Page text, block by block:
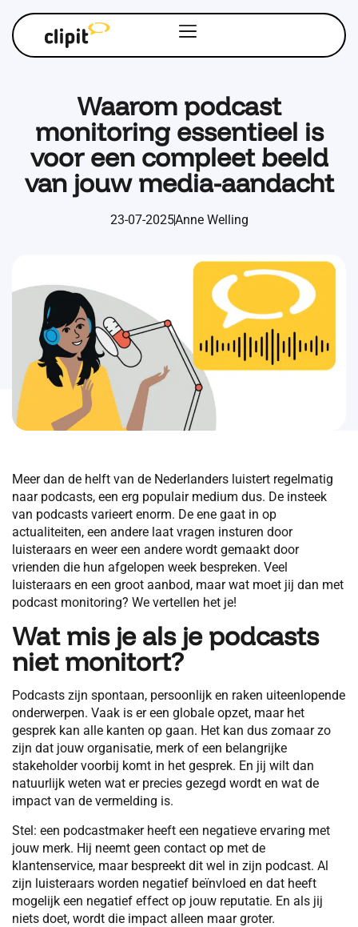
Waarom podcast
monitoring essentieel is
voor een compleet beeld
van jouw media-aandacht
23-07-2025Anne Welling
Meer dan de helft van de Nederlanders luistert regelmatig
naar podcasts, een erg populair medium dus. De insteek
van podcasts varieert enorm. De ene gaat in op
actualiteiten, een andere laat vragen insturen door
luisteraars en weer een andere wordt gemaakt door
vrienden die hun afgelopen week bespreken. Veel
luisteraars en een groot aanbod, maar wat moet jij dan met
podcast monitoring? We vertellen het je!
Wat mis je als je podcasts
niet monitort?
Podcasts zijn spontaan, persoonlijk en raken uiteenlopende
onderwerpen. Vaak is er een globale opzet, maar het
gesprek kan alle kanten op gaan. Het kan dus zomaar zo
zijn dat jouw organisatie, merk of een belangrijke
stakeholder voorbij komt in het gesprek. En jij wilt dan
natuurlijk weten wat er precies gezegd wordt en wat de
impact van de vermelding is.
Stel: een podcastmaker heeft een negatieve ervaring met
jouw merk. Hij neemt geen contact op met de
klantenservice, maar bespreekt dit wel in zijn podcast. Al
zijn luisteraars worden negatief beïnvloed en dat heeft
mogelijk een negatief effect op jouw reputatie. En als jij
niets doet, wordt die impact alleen maar groter.